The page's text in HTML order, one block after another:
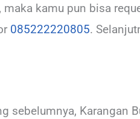
kamu pun bisa
085222220805.
sebelumnya, Karangan